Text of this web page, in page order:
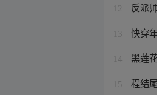
12 反派
13 快穿
14 黑莲
15 程结